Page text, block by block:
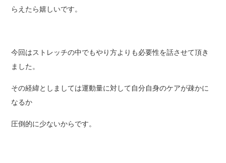
らえたら嬉しいです。
今回はストレッチの中でもやり方よりも必要性を話させて頂き
ました。
その経緯としましては運動量に対して自分自身のケアが疎かに
なるか
圧倒的に少ないからです。